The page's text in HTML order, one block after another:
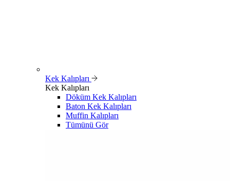
Kek Kalıpları
Kek Kalıpları
Döküm Kek Kalıpları
Baton Kek Kalıpları
Muffin Kalıpları
Tümünü Gör